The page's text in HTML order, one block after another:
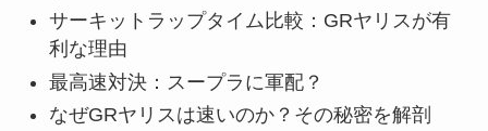
サーキットラップタイム比較：GRヤリスが有
利な理由
最高速対決：スープラに軍配？
なぜGRヤリスは速いのか？その秘密を解剖